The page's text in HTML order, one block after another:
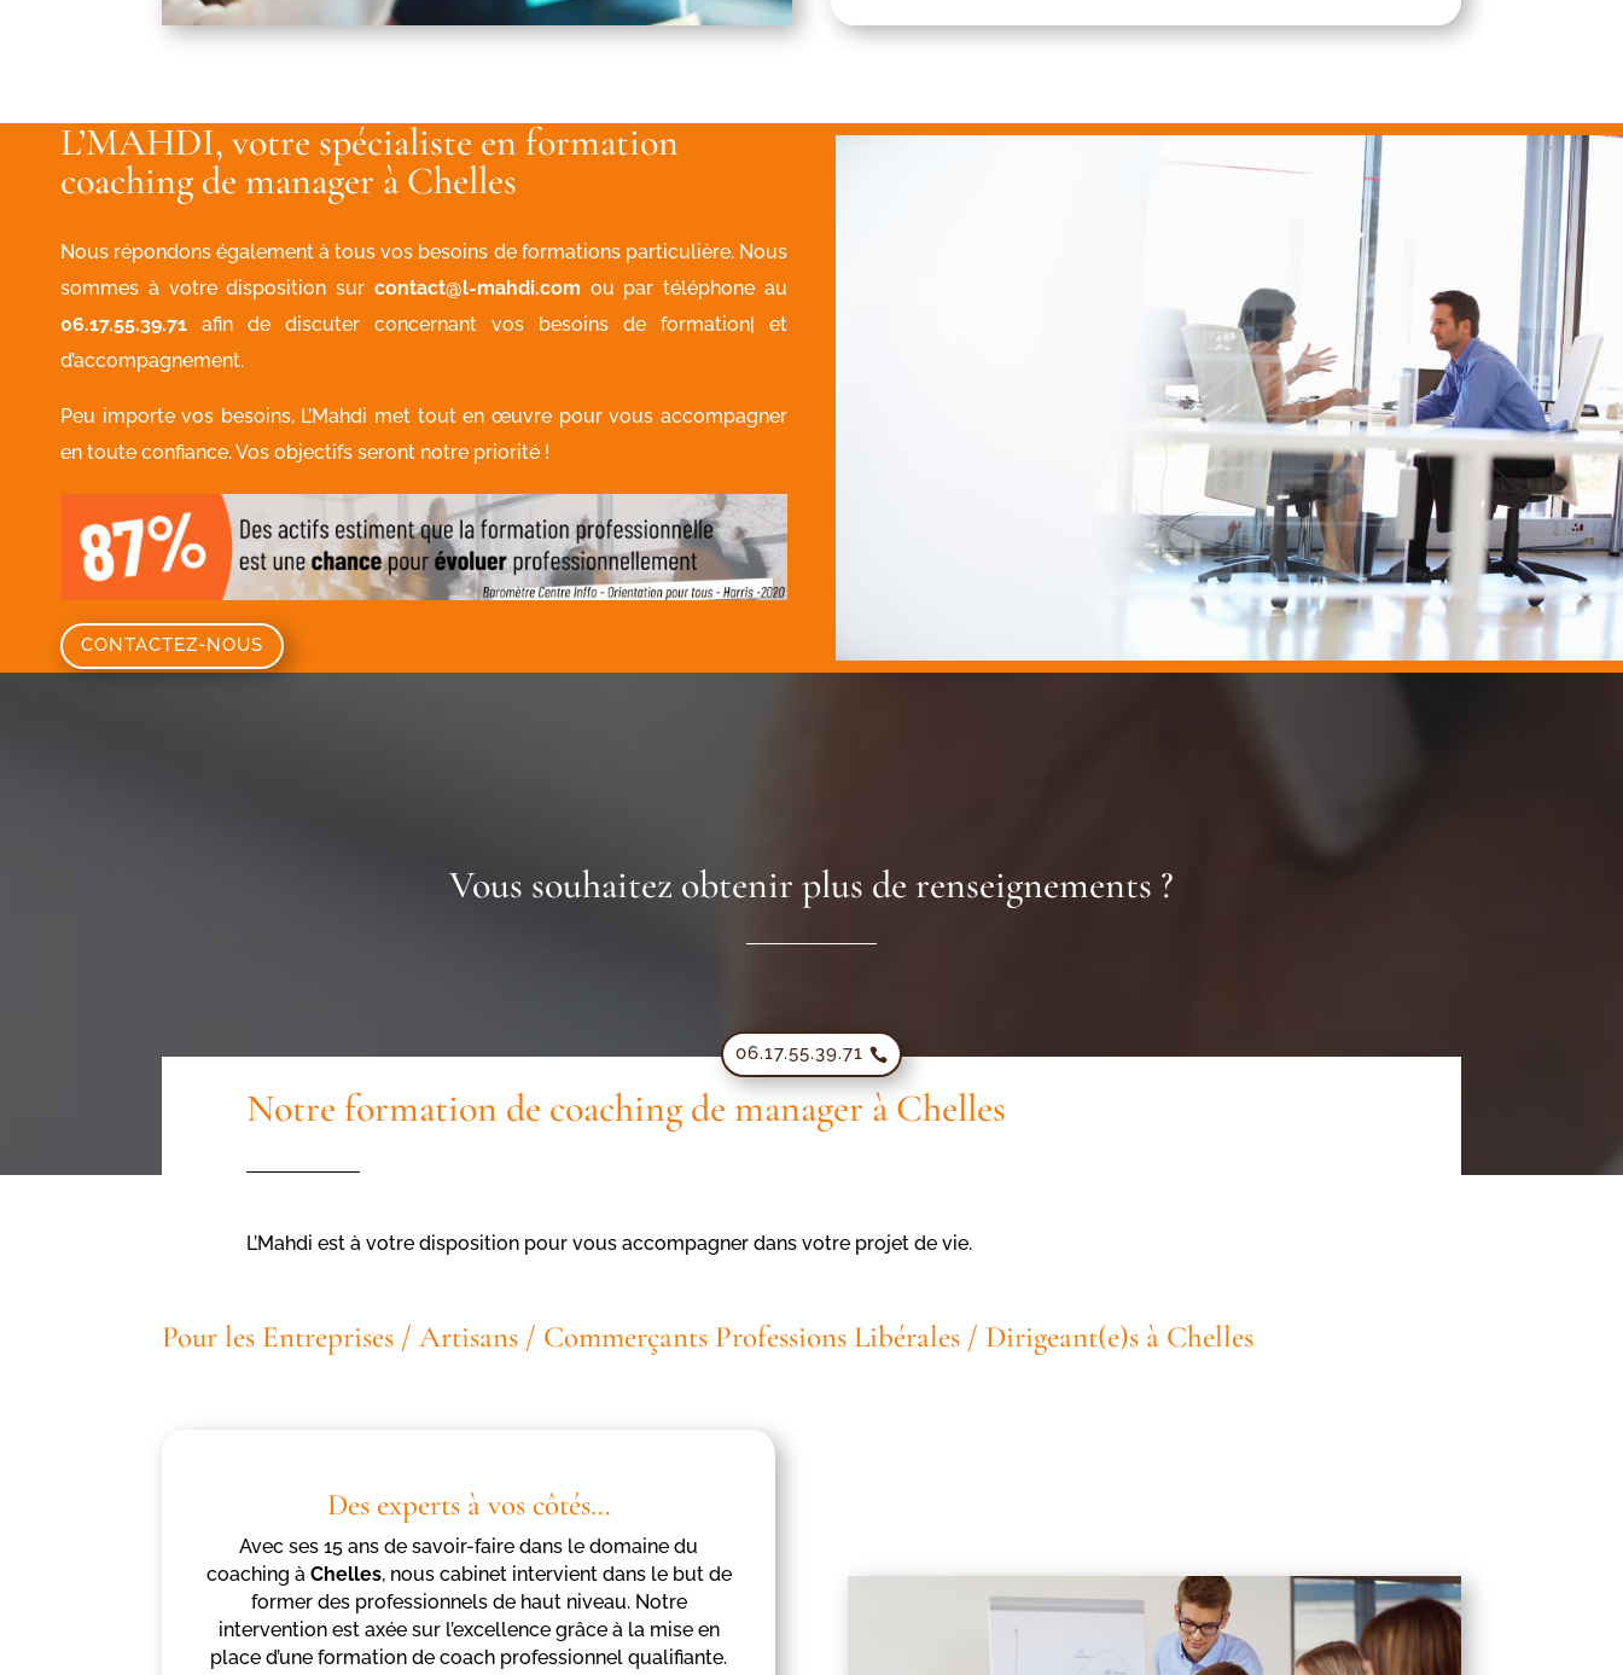
L’MAHDI, votre spécialiste en formation
coaching de manager à Chelles
Nous répondons également à tous vos besoins de formations particulière. Nous
sommes à votre disposition sur contact@l-mahdi.com ou par téléphone au
06.17.55.39.71 afin de discuter concernant vos besoins de formation| et
d’accompagnement.
Peu importe vos besoins, L’Mahdi met tout en œuvre pour vous accompagner
en toute confiance. Vos objectifs seront notre priorité !
CONTACTEZ-NOUS
Vous souhaitez obtenir plus de renseignements ?
06.17.55.39.71
Notre formation de coaching de manager à Chelles
L’Mahdi est à votre disposition pour vous accompagner dans votre projet de vie.
Pour les Entreprises / Artisans / Commerçants Professions Libérales / Dirigeant(e)s à Chelles
Des experts à vos côtés…
Avec ses 15 ans de savoir-faire dans le domaine du
coaching à Chelles, nous cabinet intervient dans le but de
former des professionnels de haut niveau. Notre
intervention est axée sur l’excellence grâce à la mise en
place d’une formation de coach professionnel qualifiante.